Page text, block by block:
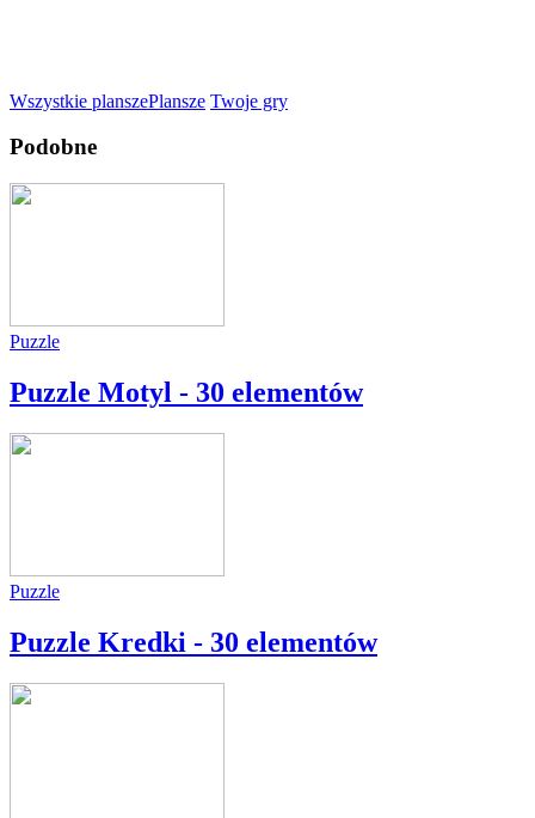
Wszystkie planszePlansze Twoje gry
Podobne
Puzzle
Puzzle Motyl - 30 elementów
Puzzle
Puzzle Kredki - 30 elementów